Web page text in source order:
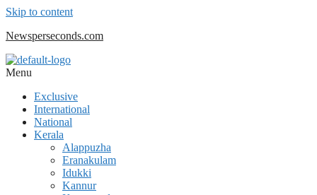
Skip to content
Newsperseconds.com
Menu
Exclusive
International
National
Kerala
Alappuzha
Eranakulam
Idukki
Kannur